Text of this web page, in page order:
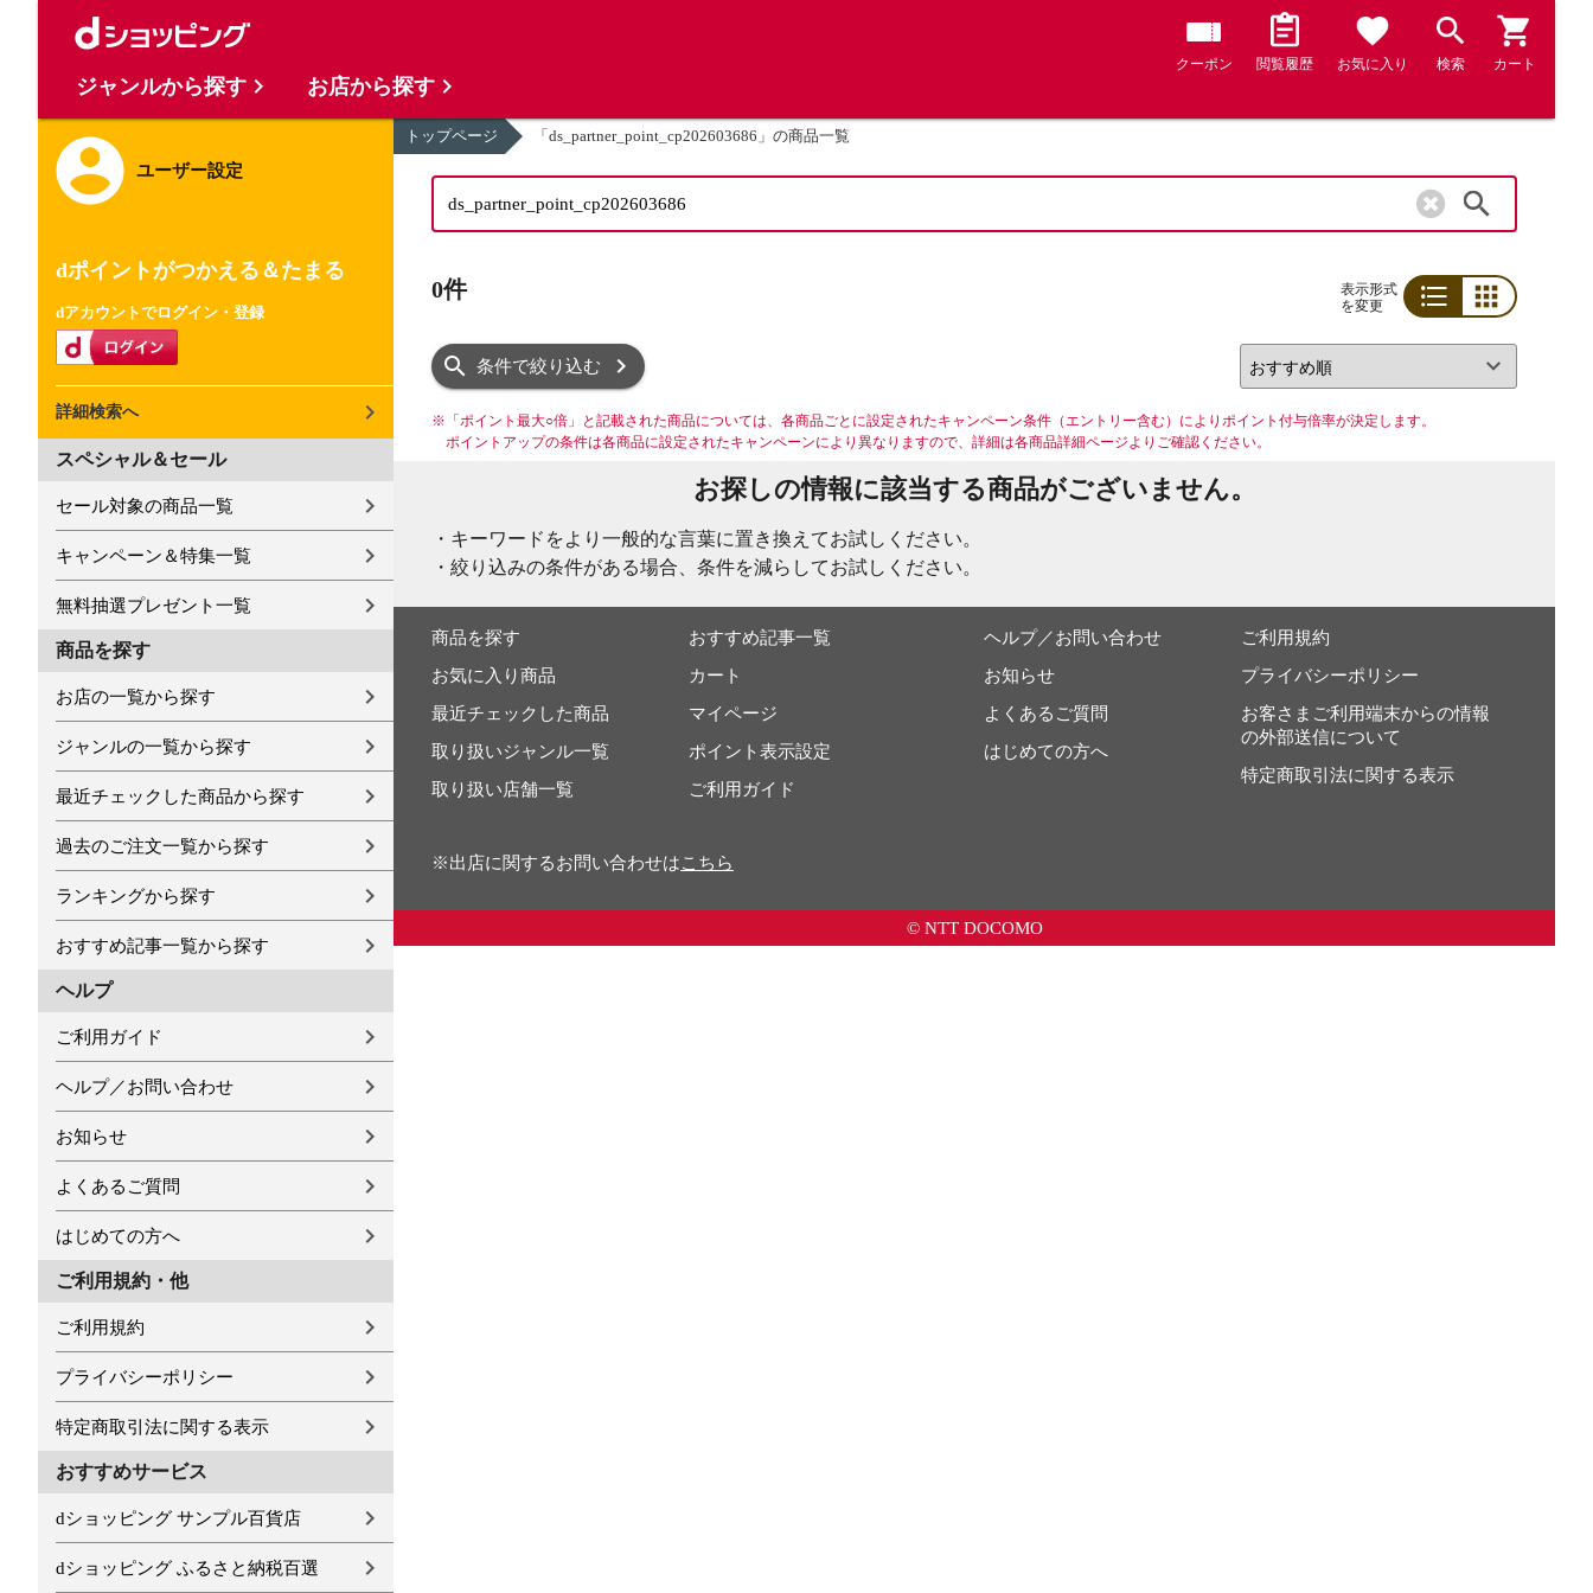
クーポン 閲覧履歴 お気に入り 検索 カート
ユーザー設定
dポイントがつかえる＆たまる
dアカウントでログイン・登録
詳細検索へ
スペシャル＆セール
セール対象の商品一覧
キャンペーン＆特集一覧
無料抽選プレゼント一覧
商品を探す
お店の一覧から探す
ジャンルの一覧から探す
最近チェックした商品から探す
過去のご注文一覧から探す
ランキングから探す
おすすめ記事一覧から探す
ヘルプ
ご利用ガイド
ヘルプ／お問い合わせ
お知らせ
よくあるご質問
はじめての方へ
ご利用規約・他
ご利用規約
プライバシーポリシー
特定商取引法に関する表示
おすすめサービス
dショッピング サンプル百貨店
dショッピング ふるさと納税百選
トップページ 「ds_partner_point_cp202603686」の商品一覧
0件
表示形式
を変更
条件で絞り込む
※ 「ポイント最大○倍」と記載された商品については、各商品ごとに設定されたキャンペーン条件（エントリー含む）によりポイント付与倍率が決定します。
ポイントアップの条件は各商品に設定されたキャンペーンにより異なりますので、詳細は各商品詳細ページよりご確認ください。
お探しの情報に該当する商品がございません。
・キーワードをより一般的な言葉に置き換えてお試しください。
・絞り込みの条件がある場合、条件を減らしてお試しください。
商品を探す
お気に入り商品
最近チェックした商品
取り扱いジャンル一覧
取り扱い店舗一覧
おすすめ記事一覧
カート
マイページ
ポイント表示設定
ご利用ガイド
ヘルプ／お問い合わせ
お知らせ
よくあるご質問
はじめての方へ
ご利用規約
プライバシーポリシー
お客さまご利用端末からの情報
の外部送信について
特定商取引法に関する表示
※出店に関するお問い合わせはこちら
© NTT DOCOMO
ジャンルから探す お店から探す